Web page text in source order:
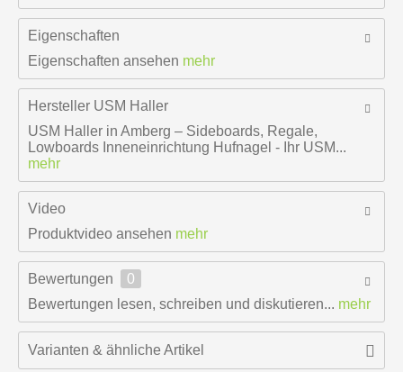
Eigenschaften
Eigenschaften ansehen mehr
Hersteller USM Haller
USM Haller in Amberg – Sideboards, Regale,
Lowboards Inneneinrichtung Hufnagel - Ihr USM...
mehr
Video
Produktvideo ansehen mehr
Bewertungen
0
Bewertungen lesen, schreiben und diskutieren... mehr
Varianten & ähnliche Artikel